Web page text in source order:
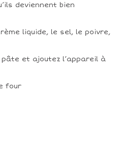
deviennent bien
liquide, le sel, le poivre,
et ajoutez l’appareil à
four